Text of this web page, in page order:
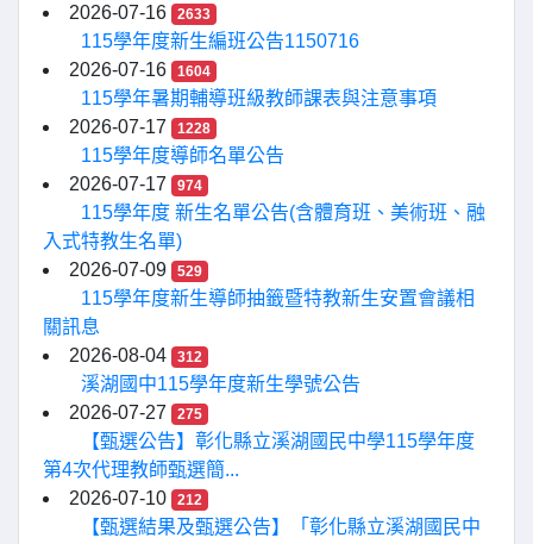
2026-07-16 2633
115學年度新生編班公告1150716
2026-07-16
1604
115學年暑期輔導班級教師課表與注意事項
2026-07-17
1228
115學年度導師名單公告
2026-07-17
974
115學年度 新生名單公告(含體育班、美術班、融
入式特教生名單)
2026-07-09
529
115學年度新生導師抽籤暨特教新生安置會議相
關訊息
2026-08-04
312
溪湖國中115學年度新生學號公告
2026-07-27
275
【甄選公告】彰化縣立溪湖國民中學115學年度
第4次代理教師甄選簡...
2026-07-10
212
【甄選結果及甄選公告】「彰化縣立溪湖國民中